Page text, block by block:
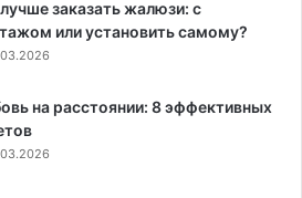
заказать жалюзи: с
или установить самому?
на расстоянии: 8 эффективных